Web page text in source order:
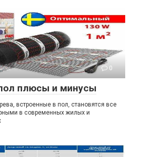
0
плюсы и минусы
встроенные в пол, становятся все
в современных жилых и